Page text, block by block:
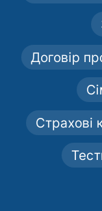
Договір
Страхові